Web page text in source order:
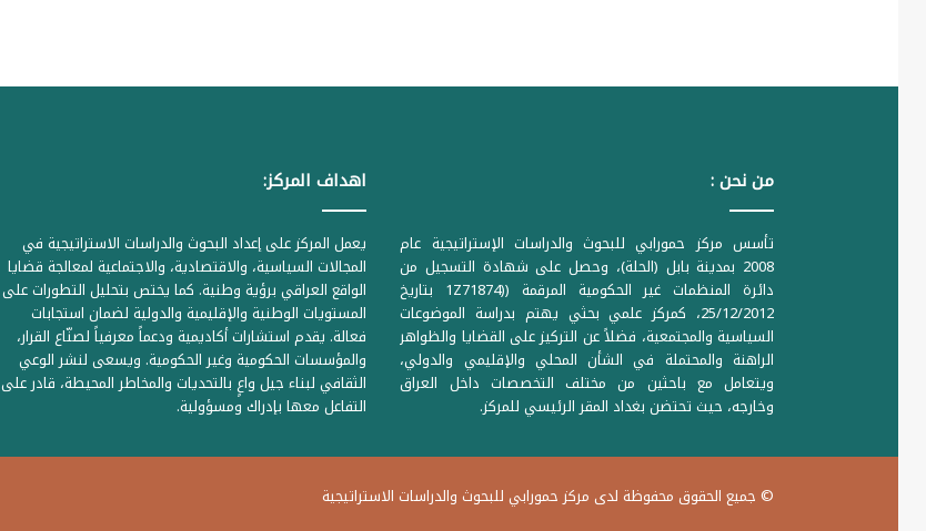
من نحن :
تأسس مركز حمورابي للبحوث والدراسات الإستراتيجية عام
2008 بمدينة بابل (الحلة)، وحصل على شهادة التسجيل من
دائرة المنظمات غير الحكومية المرقمة ((1Z71874 بتاريخ
25/12/2012، كمركز علمي بحثي يهتم بدراسة الموضوعات
السياسية والمجتمعية، فضلاً عن التركيز على القضايا والظواهر
الراهنة والمحتملة في الشأن المحلي والإقليمي والدولي،
ويتعامل مع باحثين من مختلف التخصصات داخل العراق
وخارجه، حيث تحتضن بغداد المقر الرئيسي للمركز.
اهداف المركز:
يعمل المركز على إعداد البحوث والدراسات الاستراتيجية في
المجالات السياسية، والاقتصادية، والاجتماعية لمعالجة قضايا
الواقع العراقي برؤية وطنية. كما يختص بتحليل التطورات على
المستويات الوطنية والإقليمية والدولية لضمان استجابات
فعالة. يقدم استشارات أكاديمية ودعماً معرفياً لصنّاع القرار،
والمؤسسات الحكومية وغير الحكومية. ويسعى لنشر الوعي
الثقافي لبناء جيل واعٍ بالتحديات والمخاطر المحيطة، قادر على
التفاعل معها بإدراك ومسؤولية.
© جميع الحقوق محفوظة لدى مركز حمورابي للبحوث والدراسات الاستراتيجية